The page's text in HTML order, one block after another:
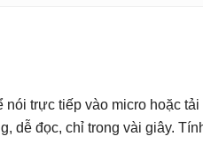
trực tiếp vào micro hoặc tải
dễ đọc, chỉ trong vài giây.